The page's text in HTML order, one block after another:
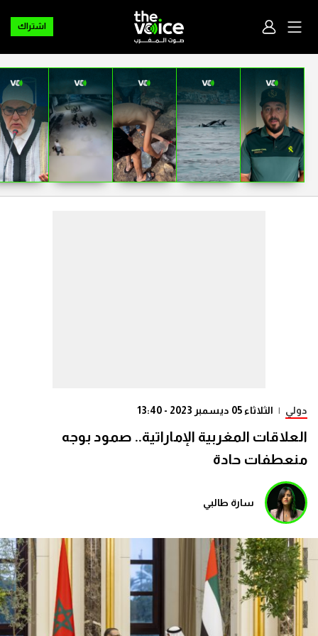
اشتراك
دولي | الثلاثاء 05 ديسمبر 2023 - 13:40
العلاقات المغربية الإماراتية.. صمود بوجه
منعطفات حادة
سارة طالبي